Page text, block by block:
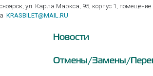
ул. Карла Маркса, 95, корпус 1, помещение
KRASBILET@MAIL.RU
Новости
Отмены/Замены/